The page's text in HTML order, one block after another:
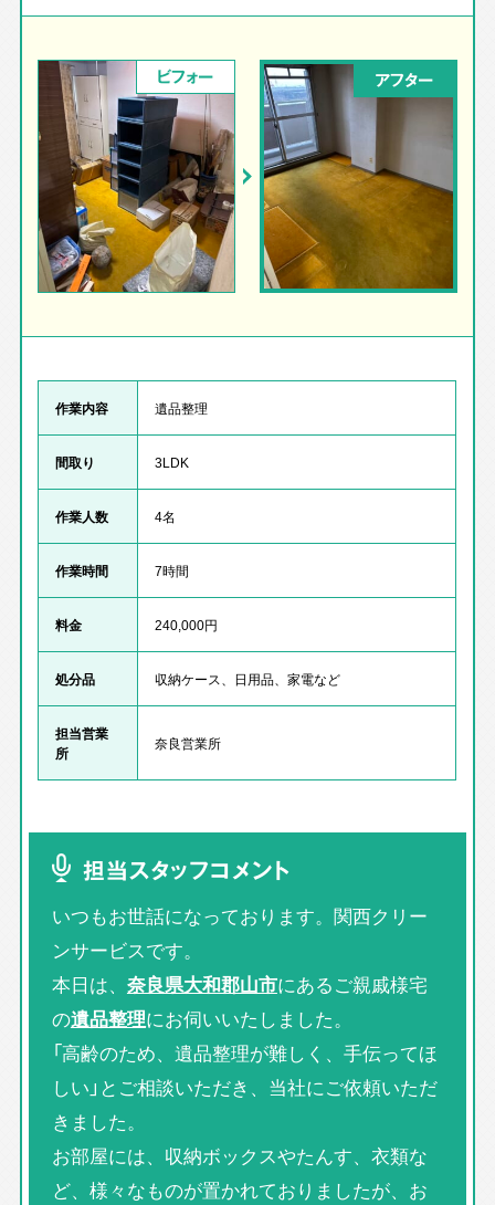
ビフォー アフター
作業内容 遺品整理
間取り 3LDK
作業人数 4名
作業時間 7時間
料金 240,000円
処分品 収納ケース、日用品、家電など
担当営業
所
奈良営業所
担当スタッフコメント
いつもお世話になっております。関西クリー
ンサービスです。
本日は、 奈良県大和郡山市にあるご親戚様宅
の遺品整理にお伺いいたしました。
「高齢のため、遺品整理が難しく、手伝ってほ
しい」とご相談いただき、当社にご依頼いただ
きました。
お部屋には、収納ボックスやたんす、衣類な
ど、様々なものが置かれておりましたが、お